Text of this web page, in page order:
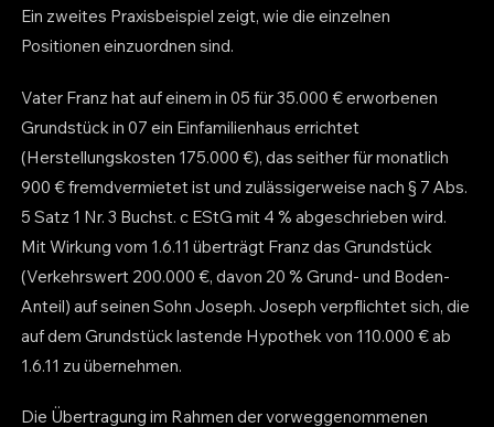
Ein zweites Praxisbeispiel zeigt, wie die einzelnen
Positionen einzuordnen sind.
Vater Franz hat auf einem in 05 für 35.000 € erworbenen
Grundstück in 07 ein Einfamilienhaus errichtet
(Herstellungskosten 175.000 €), das seither für monatlich
900 € fremdvermietet ist und zulässigerweise nach § 7 Abs.
5 Satz 1 Nr. 3 Buchst. c EStG mit 4 % abgeschrieben wird.
Mit Wirkung vom 1.6.11 überträgt Franz das Grundstück
(Verkehrswert 200.000 €, davon 20 % Grund- und Boden-
Anteil) auf seinen Sohn Joseph. Joseph verpflichtet sich, die
auf dem Grundstück lastende Hypothek von 110.000 € ab
1.6.11 zu übernehmen.
Die Übertragung im Rahmen der vorweggenommenen